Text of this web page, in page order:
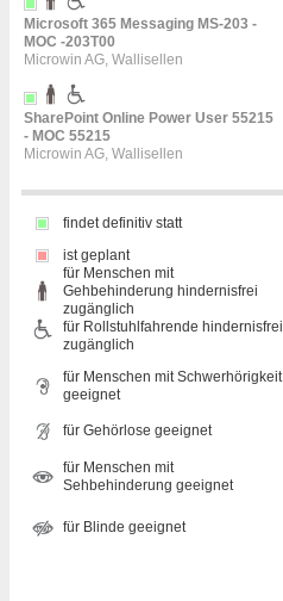
Microsoft 365 Messaging MS-203 -
MOC -203T00
Microwin AG, Wallisellen
SharePoint Online Power User 55215
- MOC 55215
Microwin AG, Wallisellen
findet definitiv statt
ist geplant
für Menschen mit
Gehbehinderung hindernisfrei
zugänglich
für Rollstuhlfahrende hindernisfrei
zugänglich
für Menschen mit Schwerhörigkeit
geeignet
für Gehörlose geeignet
für Menschen mit
Sehbehinderung geeignet
für Blinde geeignet